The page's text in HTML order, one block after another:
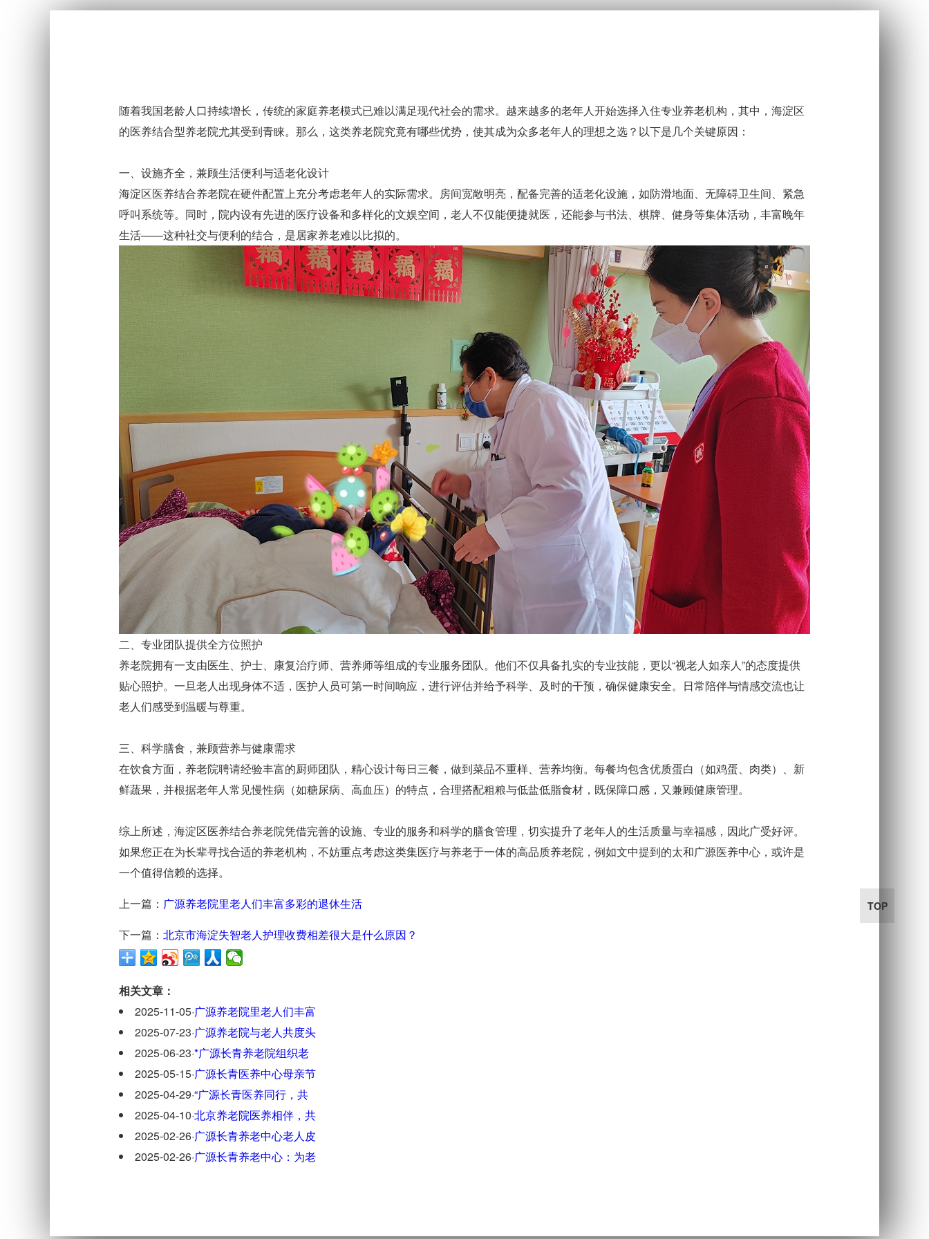
随着我国老龄人口持续增长，传统的家庭养老模式已难以满足现代社会的需求。越来越多的老年人开始选择入住专业养老机构，其中，海淀区
的医养结合型养老院尤其受到青睐。那么，这类养老院究竟有哪些优势，使其成为众多老年人的理想之选？以下是几个关键原因：
一、设施齐全，兼顾生活便利与适老化设计
海淀区医养结合养老院在硬件配置上充分考虑老年人的实际需求。房间宽敞明亮，配备完善的适老化设施，如防滑地面、无障碍卫生间、紧急
呼叫系统等。同时，院内设有先进的医疗设备和多样化的文娱空间，老人不仅能便捷就医，还能参与书法、棋牌、健身等集体活动，丰富晚年
生活——这种社交与便利的结合，是居家养老难以比拟的。
二、专业团队提供全方位照护
养老院拥有一支由医生、护士、康复治疗师、营养师等组成的专业服务团队。他们不仅具备扎实的专业技能，更以“视老人如亲人”的态度提供
贴心照护。一旦老人出现身体不适，医护人员可第一时间响应，进行评估并给予科学、及时的干预，确保健康安全。日常陪伴与情感交流也让
老人们感受到温暖与尊重。
三、科学膳食，兼顾营养与健康需求
在饮食方面，养老院聘请经验丰富的厨师团队，精心设计每日三餐，做到菜品不重样、营养均衡。每餐均包含优质蛋白（如鸡蛋、肉类）、新
鲜蔬果，并根据老年人常见慢性病（如糖尿病、高血压）的特点，合理搭配粗粮与低盐低脂食材，既保障口感，又兼顾健康管理。
综上所述，海淀区医养结合养老院凭借完善的设施、专业的服务和科学的膳食管理，切实提升了老年人的生活质量与幸福感，因此广受好评。
如果您正在为长辈寻找合适的养老机构，不妨重点考虑这类集医疗与养老于一体的高品质养老院，例如文中提到的太和广源医养中心，或许是
一个值得信赖的选择。
上一篇： 广源养老院里老人们丰富多彩的退休生活
下一篇： 北京市海淀失智老人护理收费相差很大是什么原因？
相关文章：
2025-11-05·广源养老院里老人们丰富
2025-07-23·广源养老院与老人共度头
2025-06-23·*广源长青养老院组织老
2025-05-15·广源长青医养中心母亲节
2025-04-29·“广源长青医养同行，共
2025-04-10·北京养老院医养相伴，共
2025-02-26·广源长青养老中心老人皮
2025-02-26·广源长青养老中心：为老
TOP